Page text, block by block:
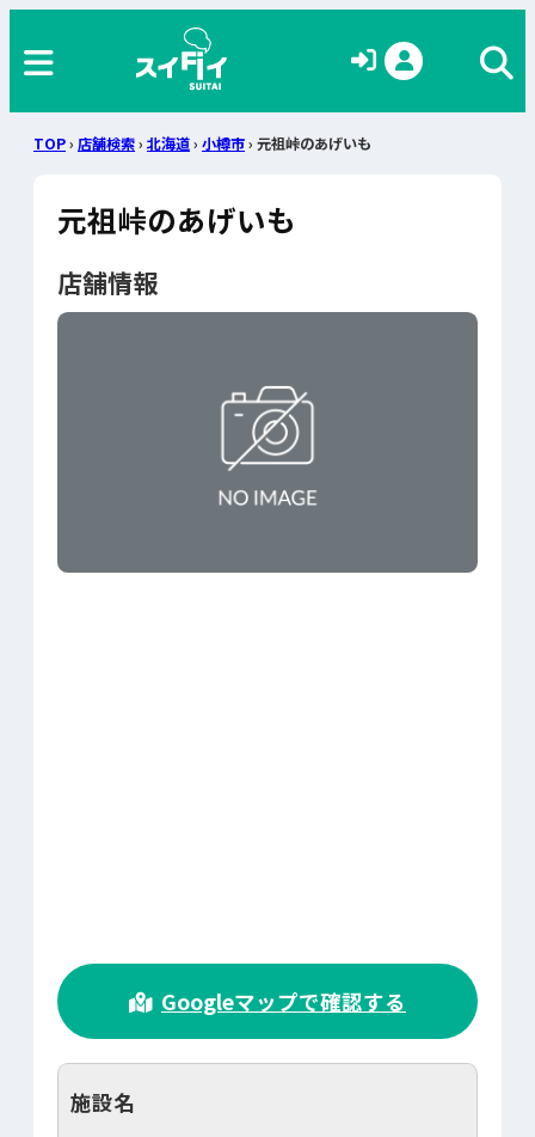
TOP› 店舗検索› 北海道› 小樽市› 元祖峠のあげいも
元祖峠のあげいも
店舗情報
>
Googleマップで確認する
施設名